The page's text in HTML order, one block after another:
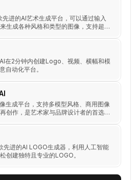
进的AI艺术生成平台，可以通过输入
生成各种风格和类型的图像，支持超过
在2分钟内创建Logo、视频、横幅和模
自动化平台。
生成平台，支持多模型风格、商用图像
创作，是艺术家与品牌设计者的首选工
先进的AI LOGO生成器，利用人工智能
创建独特且专业的LOGO。